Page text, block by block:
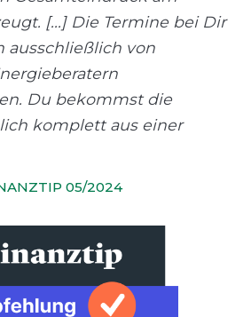
[...] Die Termine bei Dir
ausschließlich von
Du bekommst die
komplett aus einer
05/2024